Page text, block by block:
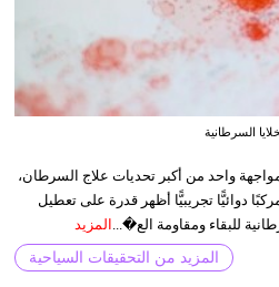
السرطانية
واحد من أكبر تحديات علاج السرطان،
دوائيًّا تجريبيًّا أظهر قدرة على تعطيل
للبقاء ومقاومة الع�...
المزيد
المزيد من التحقيقات السياحية